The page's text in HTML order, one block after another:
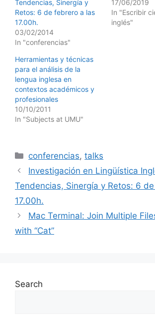
Tendencias, Sinergía y
Retos: 6 de febrero a las
17.00h.
03/02/2014
In "conferencias"
17/06/2019
In "Escribir
inglés"
Herramientas y técnicas
para el análisis de la
lengua inglesa en
contextos académicos y
profesionales
10/10/2011
In "Subjects at UMU"
Categories
conferencias,talks
Investigación en Lingüística
Tendencias, Sinergía y Retos: 6
17.00h.
Mac Terminal: Join Multiple
with “Cat”
Search